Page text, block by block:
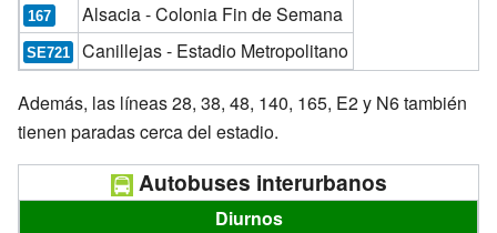
167 Alsacia - Colonia Fin de Semana
SE721 Canillejas - Estadio Metropolitano
Además, las líneas 28, 38, 48, 140, 165, E2 y N6 también
tienen paradas cerca del estadio.
Autobuses interurbanos
Diurnos